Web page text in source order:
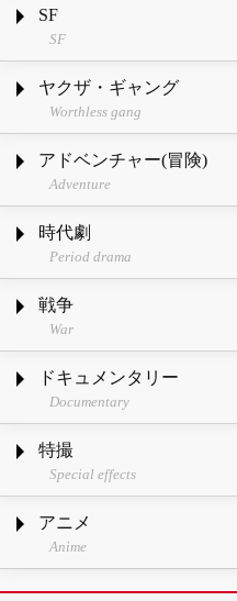
SF
SF
ヤクザ・ギャング
Worthless gang
アドベンチャー(冒険)
Adventure
時代劇
Period drama
戦争
War
ドキュメンタリー
Documentary
特撮
Special effects
アニメ
Anime